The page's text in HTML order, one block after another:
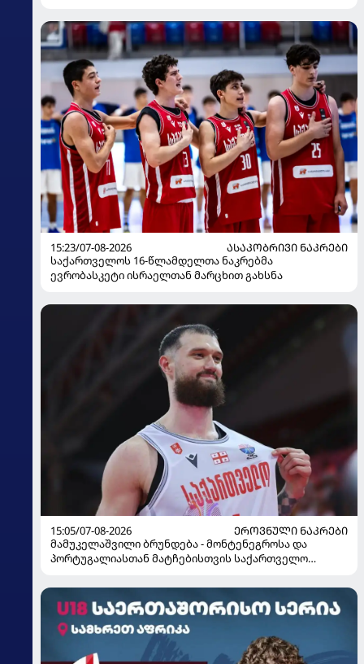
15:23/07-08-2026
ᲐᲡᲐᲙᲝᲑᲠᲘᲕᲘ ᲜᲐᲙᲠᲔᲑᲘ
საქართველოს 16-წლამდელთა ნაკრებმა
ევრობასკეტი ისრაელთან მარცხით გახსნა
15:05/07-08-2026
ᲔᲠᲝᲕᲜᲣᲚᲘ ᲜᲐᲙᲠᲔᲑᲘ
მამუკელაშვილი ბრუნდება - მონტენეგროსა და
პორტუგალიასთან მატჩებისთვის საქართველო